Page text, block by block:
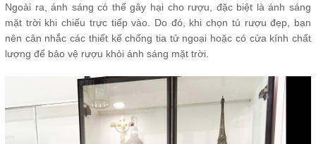
Ngoài ra, ánh sáng có thể gây hại cho rượu, đặc biệt là ánh sáng
mặt trời khi chiếu trực tiếp vào. Do đó, khi chọn tủ rượu đẹp, bạn
nên cân nhắc các thiết kế chống tia tử ngoại hoặc có cửa kính chất
lượng để bảo vệ rượu khỏi ánh sáng mặt trời.